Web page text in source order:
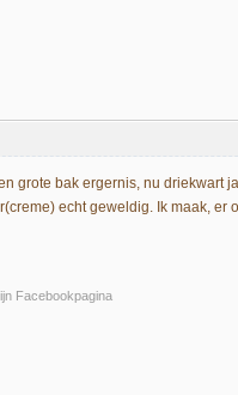
grote bak ergernis, nu driekwart
echt geweldig. Ik maak, er
Facebookpagina